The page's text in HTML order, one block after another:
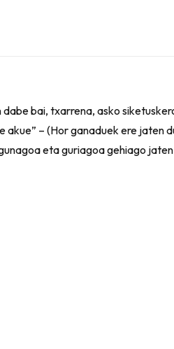
bai, txarrena, asko
– (Hor ganaduek ere
eta guriagoa gehiago